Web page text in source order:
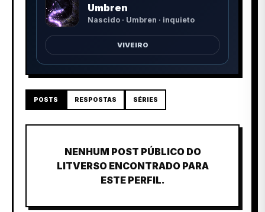
Umbren
Nascido · Umbren · inquieto
VIVEIRO
POSTS RESPOSTAS SÉRIES
NENHUM POST PÚBLICO DO
LITVERSO ENCONTRADO PARA
ESTE PERFIL.